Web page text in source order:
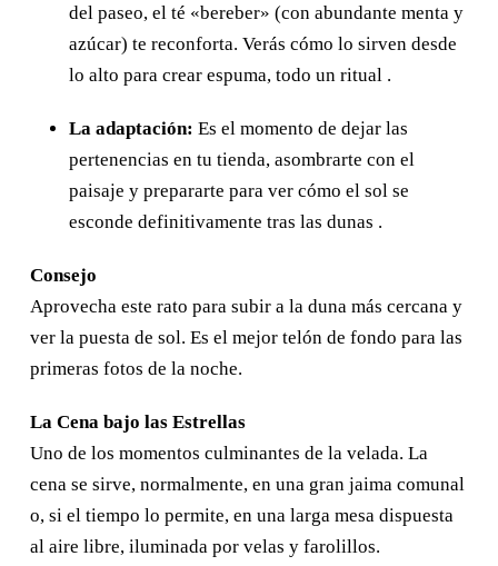
Excursiones
Excursión a Ourika desde Marrakech
Excursión a Cascadas de Ouzoud desde
Marrakech
Excursión a Ait ben haddou desde Marrakech
Sobre Nos
Blog
Contacto
del paseo, el té «bereber» (con abundante menta y
azúcar) te reconforta. Verás cómo lo sirven desde
lo alto para crear espuma, todo un ritual .
La adaptación: Es el momento de dejar las
pertenencias en tu tienda, asombrarte con el
paisaje y prepararte para ver cómo el sol se
esconde definitivamente tras las dunas .
Consejo
Aprovecha este rato para subir a la duna más cercana y
ver la puesta de sol. Es el mejor telón de fondo para las
primeras fotos de la noche.
La Cena bajo las Estrellas
Uno de los momentos culminantes de la velada. La
cena se sirve, normalmente, en una gran jaima comunal
o, si el tiempo lo permite, en una larga mesa dispuesta
al aire libre, iluminada por velas y farolillos.